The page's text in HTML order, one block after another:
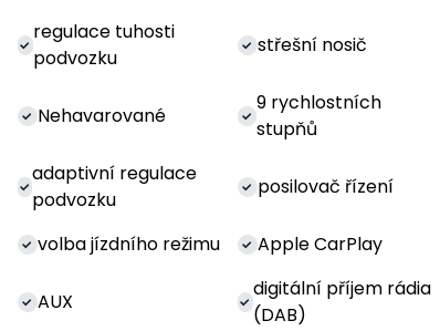
regulace tuhosti
podvozku
střešní nosič
Nehavarované
9 rychlostních
stupňů
adaptivní regulace
podvozku
posilovač řízení
volba jízdního režimu Apple CarPlay
AUX
digitální příjem rádia
(DAB)